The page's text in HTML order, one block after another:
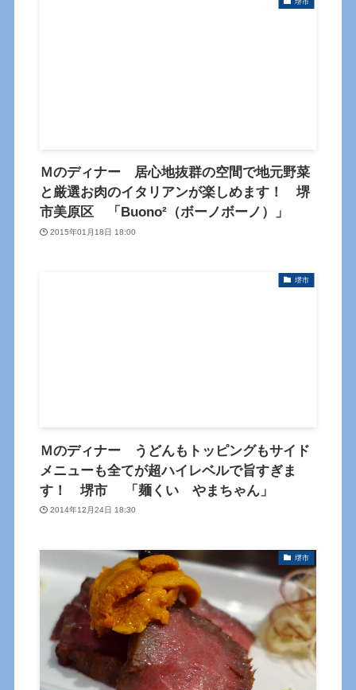
Ｍのディナー 居心地抜群の空間で地元野菜
と厳選お肉のイタリアンが楽しめます！ 堺
市美原区 「Buono²（ボーノボーノ）」
2015年01月18日 18:00
堺市
Ｍのディナー うどんもトッピングもサイド
メニューも全てが超ハイレベルで旨すぎま
す！ 堺市 「麺くい やまちゃん」
2014年12月24日 18:30
堺市